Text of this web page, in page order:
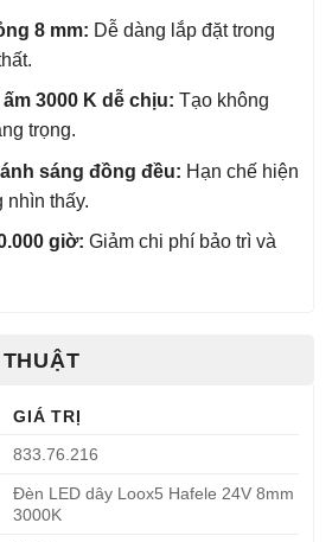
8 mm: Dễ dàng lắp đặt trong
3000 K dễ chịu: Tạo không
trọng.
sáng đồng đều: Hạn chế hiện
nhìn thấy.
giờ: Giảm chi phí bảo trì và
GIÁ TRỊ
833.76.216
Đèn LED dây Loox5 Hafele 24V 8mm
3000K